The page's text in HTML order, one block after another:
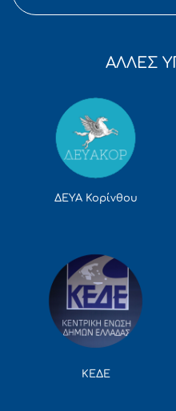
ΑΛΛΕΣ
ΔΕΥΑ Κορίνθου
ΚΕΔΕ